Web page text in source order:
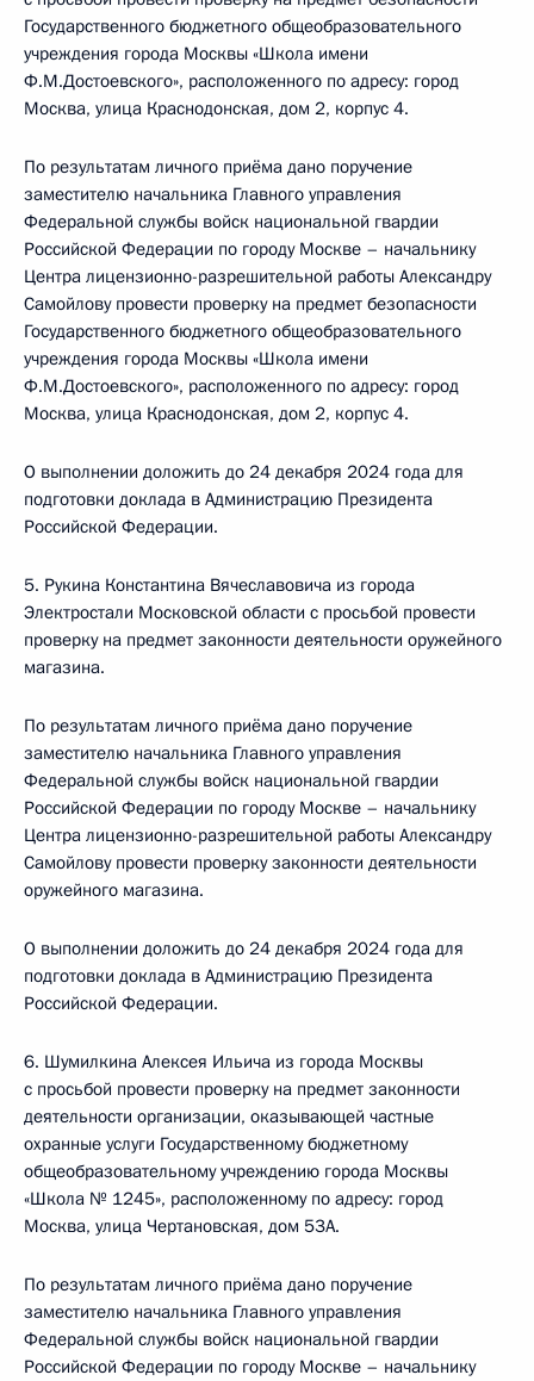
Государственного бюджетного общеобразовательного
учреждения города Москвы «Школа имени
Ф.М.Достоевского», расположенного по адресу: город
Москва, улица Краснодонская, дом 2, корпус 4.
По результатам личного приёма дано поручение
заместителю начальника Главного управления
Федеральной службы войск национальной гвардии
Российской Федерации по городу Москве – начальнику
Центра лицензионно-разрешительной работы Александру
Самойлову провести проверку на предмет безопасности
Государственного бюджетного общеобразовательного
учреждения города Москвы «Школа имени
Ф.М.Достоевского», расположенного по адресу: город
Москва, улица Краснодонская, дом 2, корпус 4.
О выполнении доложить до 24 декабря 2024 года для
подготовки доклада в Администрацию Президента
Российской Федерации.
5. Рукина Константина Вячеславовича из города
Электростали Московской области с просьбой провести
проверку на предмет законности деятельности оружейного
магазина.
По результатам личного приёма дано поручение
заместителю начальника Главного управления
Федеральной службы войск национальной гвардии
Российской Федерации по городу Москве – начальнику
Центра лицензионно-разрешительной работы Александру
Самойлову провести проверку законности деятельности
оружейного магазина.
О выполнении доложить до 24 декабря 2024 года для
подготовки доклада в Администрацию Президента
Российской Федерации.
6. Шумилкина Алексея Ильича из города Москвы
с просьбой провести проверку на предмет законности
деятельности организации, оказывающей частные
охранные услуги Государственному бюджетному
общеобразовательному учреждению города Москвы
«Школа № 1245», расположенному по адресу: город
Москва, улица Чертановская, дом 53А.
По результатам личного приёма дано поручение
заместителю начальника Главного управления
Федеральной службы войск национальной гвардии
Российской Федерации по городу Москве – начальнику